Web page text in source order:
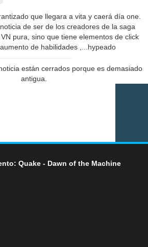
que llegara a vita y caerá día one.
de ser de los creadores de la saga
pura, sino que tiene elementos de click
de habilidades ,...hypeado
están cerrados porque es demasiado
antigua.
Quake - Dawn of the Machine